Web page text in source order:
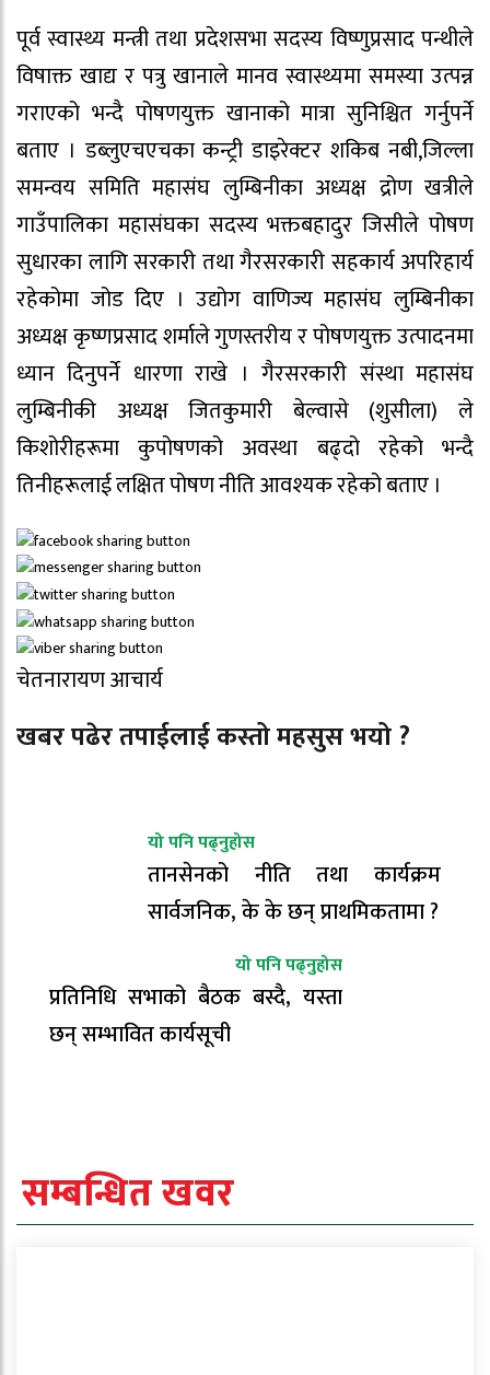
पूर्व स्वास्थ्य मन्त्री तथा प्रदेशसभा सदस्य विष्णुप्रसाद पन्थीले
विषाक्त खाद्य र पत्रु खानाले मानव स्वास्थ्यमा समस्या उत्पन्न
गराएको भन्दै पोषणयुक्त खानाको मात्रा सुनिश्चित गर्नुपर्ने
बताए । डब्लुएचएचका कन्ट्री डाइरेक्टर शकिब नबी,जिल्ला
समन्वय समिति महासंघ लुम्बिनीका अध्यक्ष द्रोण खत्रीले
गाउँपालिका महासंघका सदस्य भक्तबहादुर जिसीले पोषण
सुधारका लागि सरकारी तथा गैरसरकारी सहकार्य अपरिहार्य
रहेकोमा जोड दिए । उद्योग वाणिज्य महासंघ लुम्बिनीका
अध्यक्ष कृष्णप्रसाद शर्माले गुणस्तरीय र पोषणयुक्त उत्पादनमा
ध्यान दिनुपर्ने धारणा राखे । गैरसरकारी संस्था महासंघ
लुम्बिनीकी अध्यक्ष जितकुमारी बेल्वासे (शुसीला) ले
किशोरीहरूमा कुपोषणको अवस्था बढ्दो रहेको भन्दै
तिनीहरूलाई लक्षित पोषण नीति आवश्यक रहेको बताए ।
चेतनारायण आचार्य
खबर पढेर तपाईलाई कस्तो महसुस भयो ?
यो पनि पढ्नुहोस
तानसेनको नीति तथा कार्यक्रम
सार्वजनिक, के के छन् प्राथमिकतामा ?
यो पनि पढ्नुहोस
प्रतिनिधि सभाको बैठक बस्दै, यस्ता
छन् सम्भावित कार्यसूची
सम्बन्धित खवर